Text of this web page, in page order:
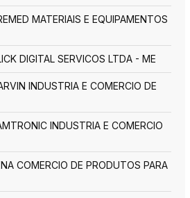
MATERIAIS E EQUIPAMENTOS
DIGITAL SERVICOS LTDA - ME
INDUSTRIA E COMERCIO DE
INDUSTRIA E COMERCIO
COMERCIO DE PRODUTOS PARA